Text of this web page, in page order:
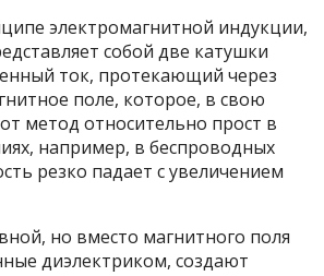
электромагнитной индукции,
собой две катушки
ток, протекающий через
поле, которое, в свою
метод относительно прост в
например, в беспроводных
резко падает с увеличением
но вместо магнитного поля
диэлектриком, создают